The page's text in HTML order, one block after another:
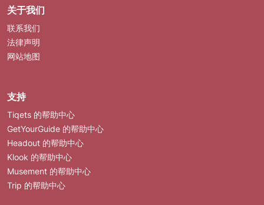
关于我们
联系我们
法律声明
网站地图
支持
Tiqets 的帮助中心
GetYourGuide 的帮助中心
Headout 的帮助中心
Klook 的帮助中心
Musement 的帮助中心
Trip 的帮助中心